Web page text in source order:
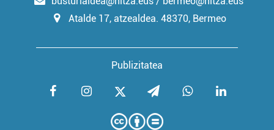
Publizitatea
Atalde 17, atzealdea. 48370, Bermeo